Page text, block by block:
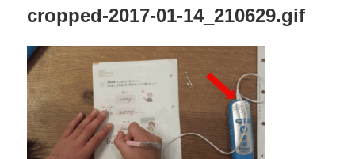
cropped-2017-01-14_210629.gif